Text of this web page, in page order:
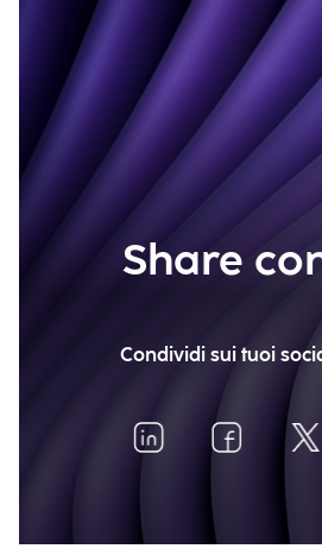
Share
Condividi sui tuoi